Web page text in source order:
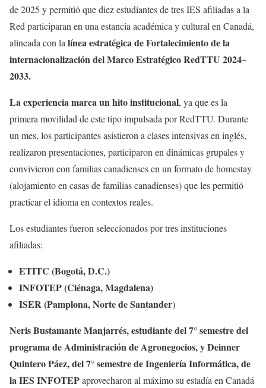
de 2025 y permitió que diez estudiantes de tres IES afiliadas a la
Red participaran en una estancia académica y cultural en Canadá,
alineada con la línea estratégica de Fortalecimiento de la
internacionalización del Marco Estratégico RedTTU 2024–
2033.
La experiencia marca un hito institucional, ya que es la
primera movilidad de este tipo impulsada por RedTTU. Durante
un mes, los participantes asistieron a clases intensivas en inglés,
realizaron presentaciones, participaron en dinámicas grupales y
convivieron con familias canadienses en un formato de homestay
(alojamiento en casas de familias canadienses) que les permitió
practicar el idioma en contextos reales.
Los estudiantes fueron seleccionados por tres instituciones
afiliadas:
ETITC (Bogotá, D.C.)
INFOTEP (Ciénaga, Magdalena)
ISER (Pamplona, Norte de Santander)
Neris Bustamante Manjarrés, estudiante del 7° semestre del
programa de Administración de Agronegocios, y Deinner
Quintero Páez, del 7° semestre de Ingeniería Informática, de
la IES INFOTEPaprovecharon al máximo su estadía en Canadá